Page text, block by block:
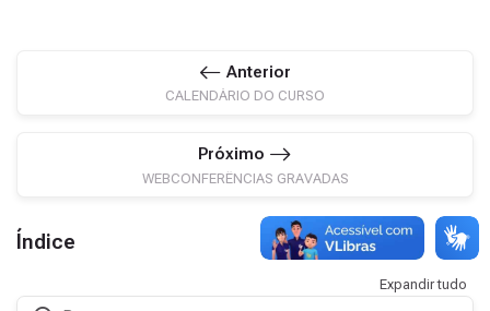
Anterior
CALENDÁRIO DO CURSO
Próximo
WEBCONFERÊNCIAS GRAVADAS
Índice
Expandir tudo